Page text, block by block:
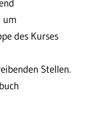
um
des Kurses
Stellen.